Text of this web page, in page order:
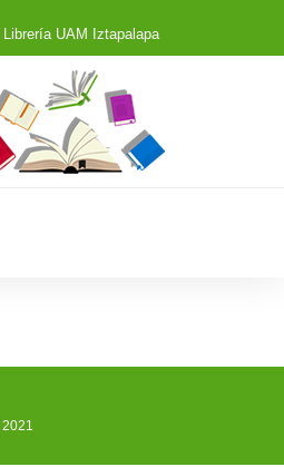
Librería UAM Iztapalapa